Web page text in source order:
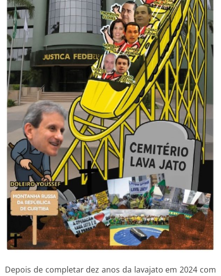
Depois de completar dez anos da lavajato em 2024 com